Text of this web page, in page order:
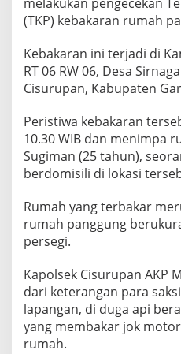
(TKP) kebakaran rumah
Kebakaran ini terjadi di
RT 06 RW 06, Desa
Cisurupan, Kabupaten
Peristiwa kebakaran
10.30 WIB dan menimpa
Sugiman (25 tahun),
berdomisili di lokasi
Rumah yang terbakar
rumah panggung
persegi.
Kapolsek Cisurupan AKP
dari keterangan para
lapangan, di duga api
yang membakar jok
rumah.